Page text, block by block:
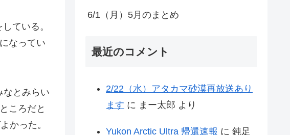
ている。
なってい
なとみらい
ころだと
かった。
6/1（月）5月のまとめ
最近のコメント
2/22（水）アタカマ砂漠再放送あり
ます に まー太郎 より
Yukon Arctic Ultra 帰還速報 に 鈍足